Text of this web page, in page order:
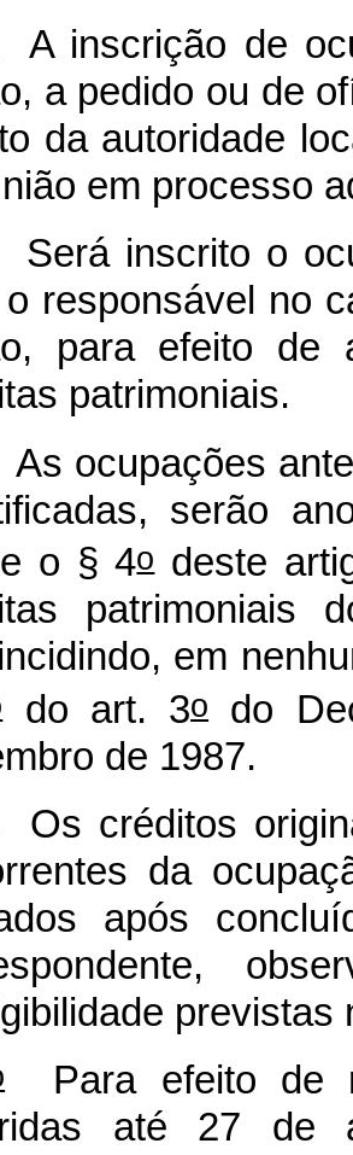
inscrição de
a pedido ou de
da autoridade
em processo
inscrito o
responsável no
para efeito de
patrimoniais.
ocupações
serão
o § 4odeste
patrimoniais
em
do art. 3odo
de 1987.
créditos
da
após
previstas
Para efeito de
até 27 de